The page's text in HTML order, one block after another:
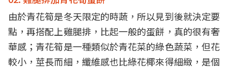
由於青花筍是冬天限定的時蔬，所以見到後就決定要
點，再搭配上雞腿排，比起一般的蛋餅，真的很有奢
華感；青花筍是一種類似於青花菜的綠色蔬菜，但花
較小，莖長而細，纖維感也比綠花椰來得細緻，是個